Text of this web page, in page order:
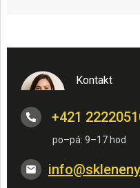
Kontakt
info@
+421